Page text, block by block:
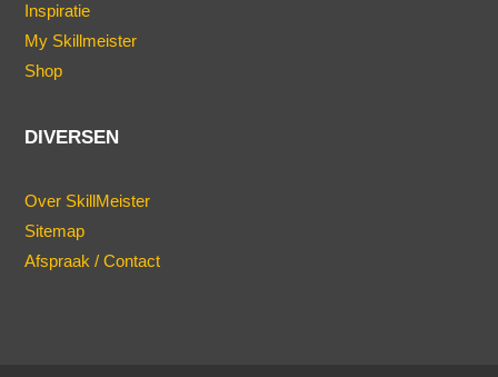
Inspiratie
My Skillmeister
Shop
DIVERSEN
Over SkillMeister
Sitemap
Afspraak / Contact